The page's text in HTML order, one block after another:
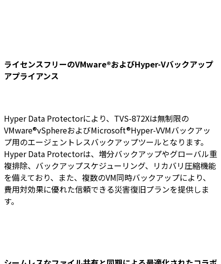
ライセンスフリーのVMware®およびHyper-Vバックアップ
アプライアンス
Hyper Data Protectorにより、TVS-872Xは無制限の
VMware®vSphereおよびMicrosoft®Hyper-VVMバックアッ
プ用のエージェントレスバックアップツールとなります。
Hyper Data Protectorは、増分バックアップやグローバル重
複排除、バックアップスケジューリング、リカバリ圧縮機能
を備えており、また、複数のVM同時バックアップにより、
費用対効果に優れた信頼できる災害復旧プランを提供しま
す。